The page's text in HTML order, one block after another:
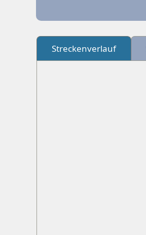
Streckenverlauf